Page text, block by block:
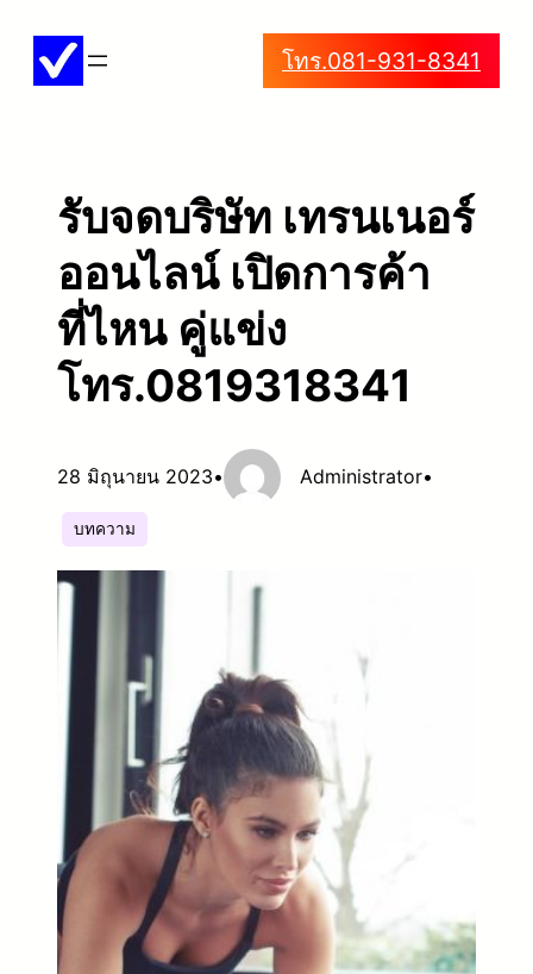
โทร.081-931-8341
รับจดบริษัท เทรนเนอร์
ออนไลน์ เปิดการค้า
ที่ไหน คู่แข่ง
โทร.0819318341
28 มิถุนายน 2023• Administrator•
บทความ